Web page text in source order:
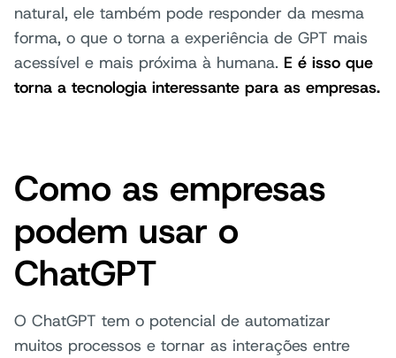
natural, ele também pode responder da mesma
forma, o que o torna a experiência de GPT mais
acessível e mais próxima à humana. E é isso que
torna a tecnologia interessante para as empresas.
Como as empresas
podem usar o
ChatGPT
O ChatGPT tem o potencial de automatizar
muitos processos e tornar as interações entre